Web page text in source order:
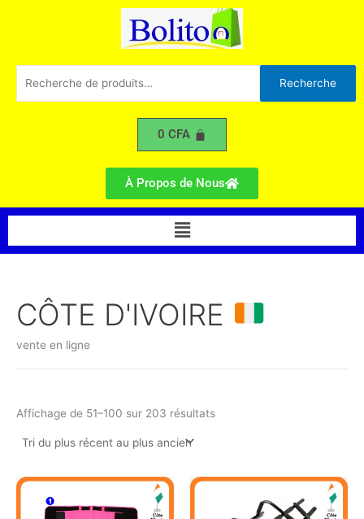
pour :
Recherche
0CFA
À Propos de Nous
Menu
CÔTE D'IVOIRE
vente en ligne
Affichage de 51–100 sur 203 résultats
du
plus
récent
au
ancien